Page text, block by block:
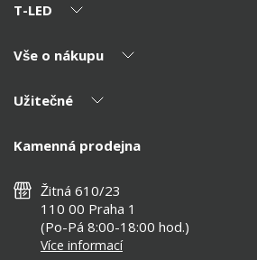
T-LED
O nás
Kontakty
Vše o nákupu
Výhody T-LED
Montáž
Nejčastější dotazy
Než koupíte
Osvětlení dle místnosti
Užitečné
Reklamace a vrácení
Zásady ochrany soukromí
Nastavení cookies
Prohlášení o přístupnosti
Kamenná prodejna
Žitná 610/23
110 00 Praha 1
(Po-Pá 8:00-18:00 hod.)
Více informací